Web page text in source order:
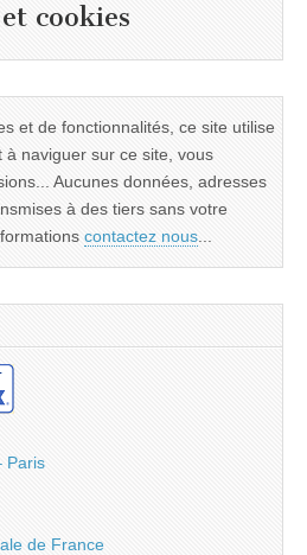
cookies
et de fonctionnalités, ce site utilise
naviguer sur ce site, vous
Aucunes données, adresses
à des tiers sans votre
contactez nous
Paris
de France